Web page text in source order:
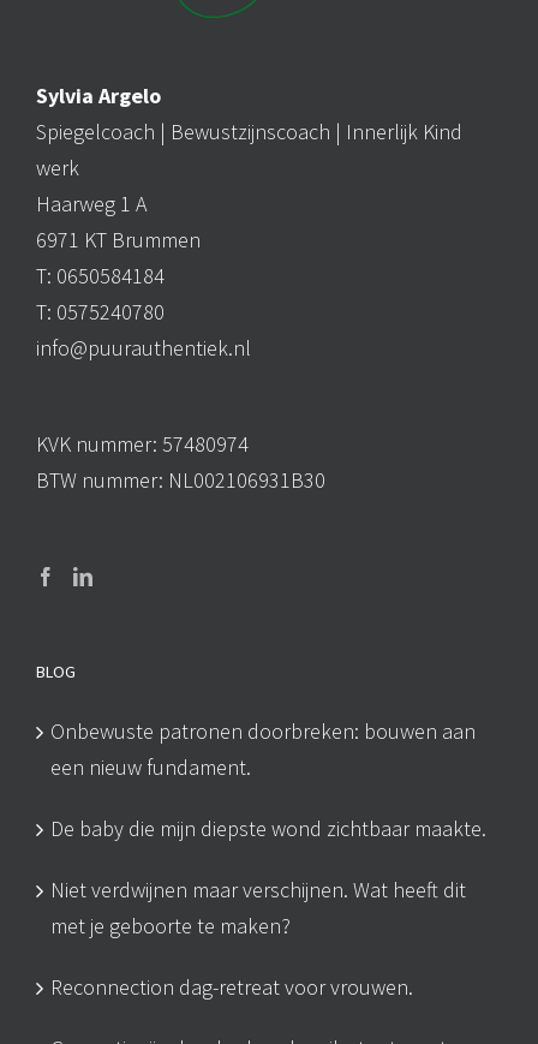
Sylvia Argelo
Spiegelcoach | Bewustzijnscoach | Innerlijk Kind
werk
Haarweg 1 A
6971 KT Brummen
T: 0650584184
T: 0575240780
info@puurauthentiek.nl
KVK nummer: 57480974
BTW nummer: NL002106931B30
BLOG
Onbewuste patronen doorbreken: bouwen aan
een nieuw fundament.
De baby die mijn diepste wond zichtbaar maakte.
Niet verdwijnen maar verschijnen. Wat heeft dit
met je geboorte te maken?
Reconnection dag-retreat voor vrouwen.